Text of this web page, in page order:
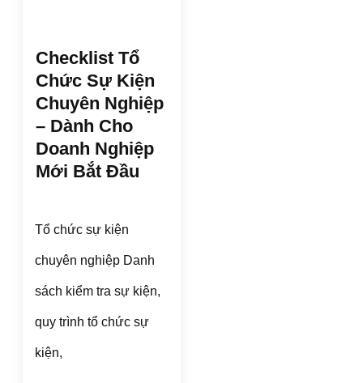
Checklist Tổ
Chức Sự Kiện
Chuyên Nghiệp
– Dành Cho
Doanh Nghiệp
Mới Bắt Đầu
Tổ chức sự kiện
chuyên nghiệp Danh
sách kiểm tra sự kiện,
quy trình tổ chức sự
kiện,